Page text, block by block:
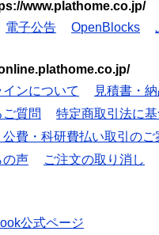
www.plathome.co.jp/
電子公告 OpenBlocks
ンについて
見積書・
ご質問
特定商取引法に
公費・科研費払い取引のご
の声 ご注文の取り消し
公式ページ